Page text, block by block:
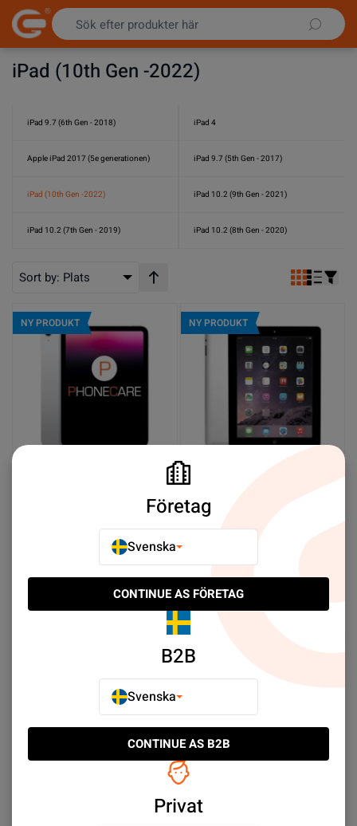
Hoppa till innehållet
iPad (10th Gen -2022)
iPad 9.7 (6th Gen - 2018) iPad 4
Apple iPad 2017 (5e generationen) iPad 9.7 (5th Gen - 2017)
iPad (10th Gen -2022) iPad 10.2 (9th Gen - 2021)
iPad 10.2 (7th Gen - 2019) iPad 10.2 (8th Gen - 2020)
Sort by: Plats Stigande ordning
NY PRODUKT
Silver - Mycket bra skick
Meddela mig
NY PRODUKT
4G 32GB Svart - Bra skick
SEK 999.00
Upptäck iPad (10th Gen -2022) - iPad Series - Begagnad
iPad - Begagnade mobiler till svårslagna priser. ✓ Stort
sortiment ✓ Snabba leveranser ✓ Enkel kundtjänst
Företag
Svenska
CONTINUE AS FÖRETAG
B2B
Svenska
CONTINUE AS B2B
Privat